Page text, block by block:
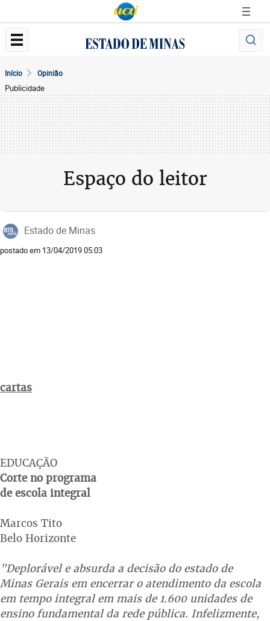
Início Opinião
Publicidade
Espaço do leitor
Estado de Minas
postado em 13/04/2019 05:03
cartas
EDUCAÇÃO
Corte no programa
de escola integral
Marcos Tito
Belo Horizonte
"Deplorável e absurda a decisão do estado de
Minas Gerais em encerrar o atendimento da escola
em tempo integral em mais de 1.600 unidades de
ensino fundamental da rede pública. Infelizmente,